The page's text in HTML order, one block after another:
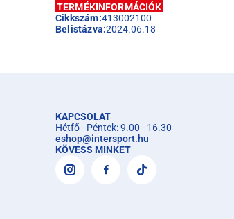
TERMÉKINFORMÁCIÓK
Cikkszám:413002100
Belistázva:2024.06.18
KAPCSOLAT
Hétfő - Péntek: 9.00 - 16.30
eshop@intersport.hu
KÖVESS MINKET